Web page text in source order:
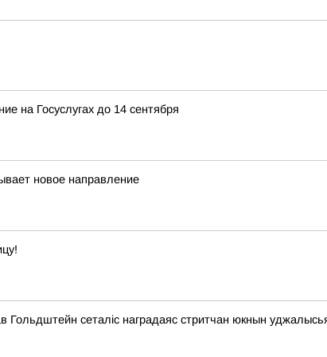
на Госуслугах до 14 сентября
новое направление
Гольдштейн сеталіс наградаяс стритчан юкнын